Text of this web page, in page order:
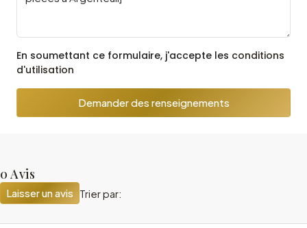
En soumettant ce formulaire, j'accepte les conditions
d'utilisation
Demander des renseignements
0 Avis
Trier par:
Laisser un avis